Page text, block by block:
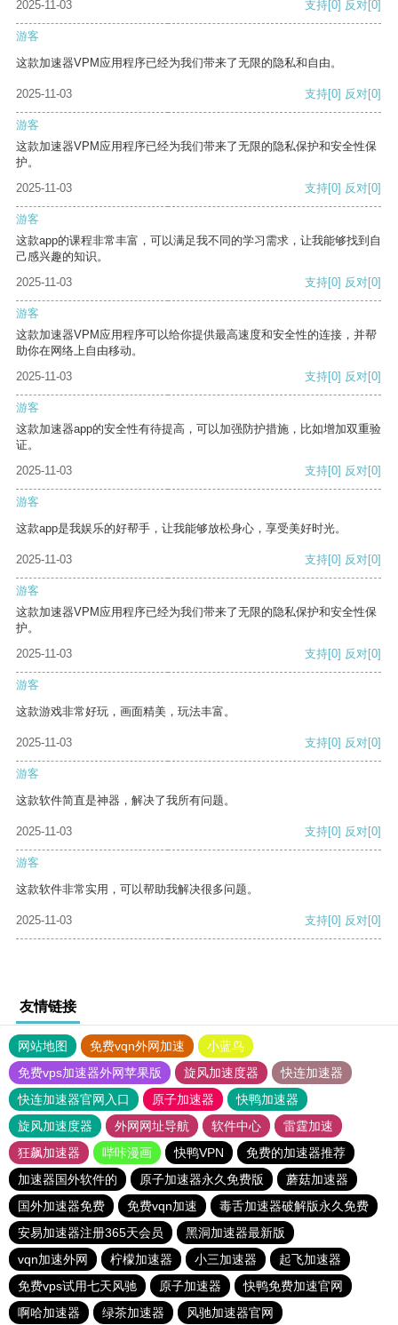
2025-11-03
支持[0] 反对[0]
游客
这款加速器VPM应用程序已经为我们带来了无限的隐私和自由。
2025-11-03 支持[0] 反对[0]
游客
这款加速器VPM应用程序已经为我们带来了无限的隐私保护和安全性保
护。
2025-11-03
支持[0] 反对[0]
游客
这款app的课程非常丰富，可以满足我不同的学习需求，让我能够找到自
己感兴趣的知识。
2025-11-03
支持[0] 反对[0]
游客
这款加速器VPM应用程序可以给你提供最高速度和安全性的连接，并帮
助你在网络上自由移动。
2025-11-03
支持[0] 反对[0]
游客
这款加速器app的安全性有待提高，可以加强防护措施，比如增加双重验
证。
2025-11-03
支持[0] 反对[0]
游客
这款app是我娱乐的好帮手，让我能够放松身心，享受美好时光。
2025-11-03 支持[0] 反对[0]
游客
这款加速器VPM应用程序已经为我们带来了无限的隐私保护和安全性保
护。
2025-11-03
支持[0] 反对[0]
游客
这款游戏非常好玩，画面精美，玩法丰富。
2025-11-03 支持[0] 反对[0]
游客
这款软件简直是神器，解决了我所有问题。
2025-11-03 支持[0] 反对[0]
游客
这款软件非常实用，可以帮助我解决很多问题。
2025-11-03 支持[0] 反对[0]
友情链接
网站地图 免费vqn外网加速
小蓝鸟
免费vps加速器外网苹果版
旋风加速度器
快连加速器
快连加速器官网入口
原子加速器
快鸭加速器
旋风加速度器
外网网址导航 软件中心
雷霆加速
狂飙加速器
哔咔漫画 快鸭VPN
免费的加速器推荐
加速器国外软件的
原子加速器永久免费版
蘑菇加速器
国外加速器免费
免费vqn加速
毒舌加速器破解版永久免费
安易加速器注册365天会员
黑洞加速器最新版
vqn加速外网
柠檬加速器 小三加速器
起飞加速器
免费vps试用七天风驰
原子加速器
快鸭免费加速官网
啊哈加速器
绿茶加速器 风驰加速器官网